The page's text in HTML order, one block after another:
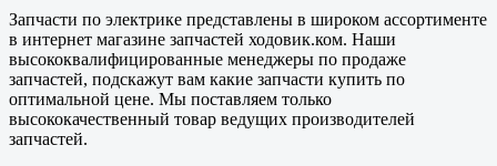
Запчасти по электрике представлены в широком ассортименте
в интернет магазине запчастей ходовик.ком. Наши
высококвалифицированные менеджеры по продаже
запчастей, подскажут вам какие запчасти купить по
оптимальной цене. Мы поставляем только
высококачественный товар ведущих производителей
запчастей.